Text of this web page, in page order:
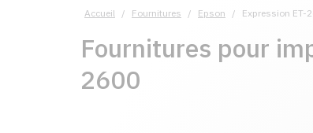
Accueil / Fournitures / Epson / Expression ET-
Fournitures pour
2600